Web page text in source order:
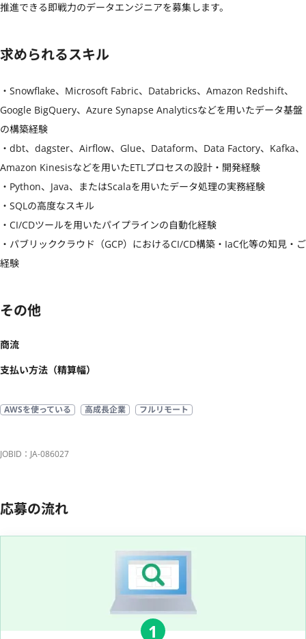
推進できる即戦力のデータエンジニアを募集します。
求められるスキル
・Snowflake、Microsoft Fabric、Databricks、Amazon Redshift、
Google BigQuery、Azure Synapse Analyticsなどを用いたデータ基盤
の構築経験
・dbt、dagster、Airflow、Glue、Dataform、Data Factory、Kafka、
Amazon Kinesisなどを用いたETLプロセスの設計・開発経験
・Python、Java、またはScalaを用いたデータ処理の実務経験
・SQLの高度なスキル
・CI/CDツールを用いたパイプラインの自動化経験
・パブリッククラウド（GCP）におけるCI/CD構築・IaC化等の知見・ご
経験
その他
商流
支払い方法（精算幅）
AWSを使っている 高成長企業 フルリモート
JOBID：JA-086027
応募の流れ
1